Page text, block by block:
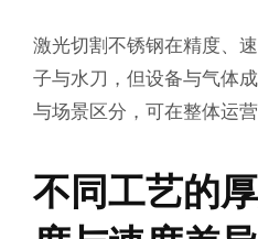
激光切割不锈钢在精度、
子与水刀，但设备与气体
与场景区分，可在整体运
不同工艺的